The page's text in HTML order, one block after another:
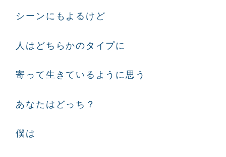
シーンにもよるけど
人はどちらかのタイプに
寄って生きているように思う
あなたはどっち？
僕は